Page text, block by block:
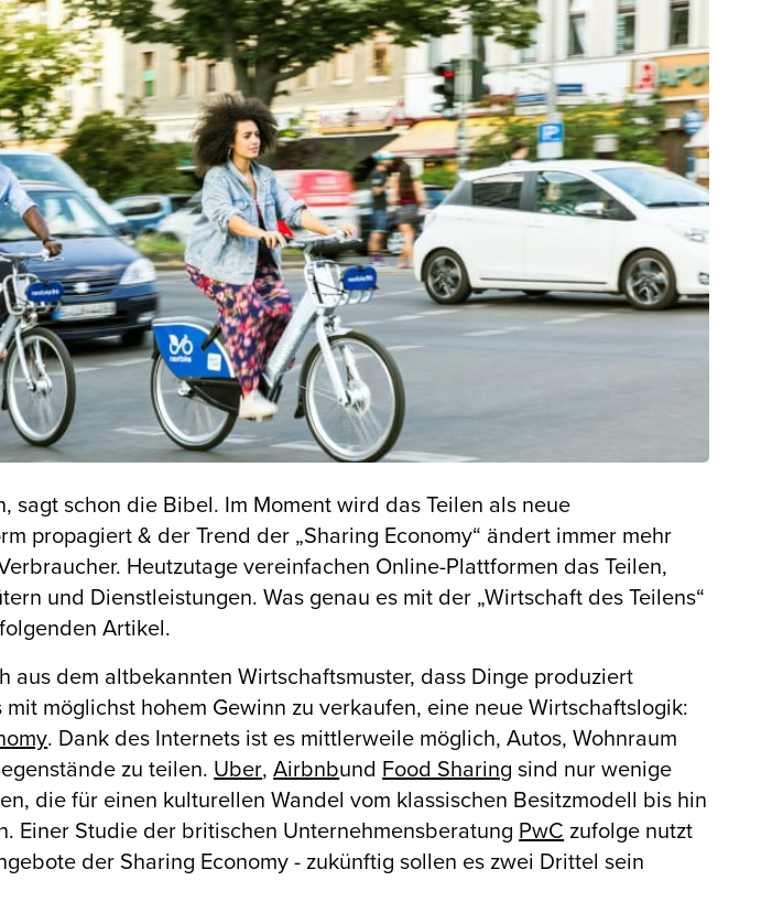
sagt schon die Bibel. Im Moment wird das Teilen als neue
propagiert & der Trend der „Sharing Economy“ ändert immer mehr
Heutzutage vereinfachen Online-Plattformen das Teilen,
und Dienstleistungen. Was genau es mit der „Wirtschaft des Teilens“
Artikel.
aus dem altbekannten Wirtschaftsmuster, dass Dinge produziert
möglichst hohem Gewinn zu verkaufen, eine neue Wirtschaftslogik:
. Dank des Internets ist es mittlerweile möglich, Autos, Wohnraum
zu teilen. Uber,Airbnbund Food Sharing sind nur wenige
die für einen kulturellen Wandel vom klassischen Besitzmodell bis hin
Einer Studie der britischen Unternehmensberatung PwC zufolge nutzt
der Sharing Economy - zukünftig sollen es zwei Drittel sein